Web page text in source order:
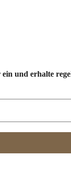
und erhalte